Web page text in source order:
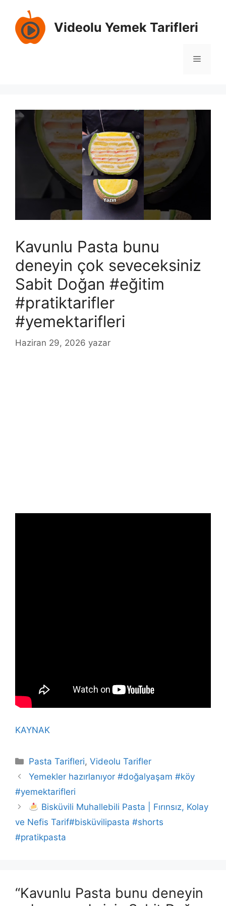
Videolu Yemek Tarifleri
Menü
Kavunlu Pasta bunu
deneyin çok seveceksiniz
Sabit Doğan #eğitim
#pratiktarifler
#yemektarifleri
Haziran 29, 2026 yazar
KAYNAK
Kategoriler
Pasta Tarifleri,Videolu Tarifler
Yemekler hazırlanıyor #doğalyaşam #köy
#yemektarifleri
Bisküvili Muhallebili Pasta | Fırınsız, Kolay
ve Nefis Tarif#bisküvilipasta #shorts
#pratikpasta
“Kavunlu Pasta bunu deneyin